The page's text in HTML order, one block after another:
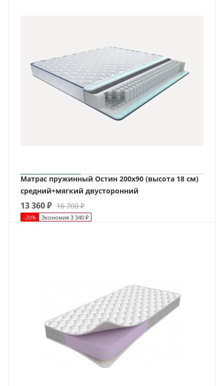
Матрас пружинный Остин 200х90 (высота 18 см)
средний+мягкий двусторонний
13 360₽ 16 700₽
-20% Экономия 3 340 ₽